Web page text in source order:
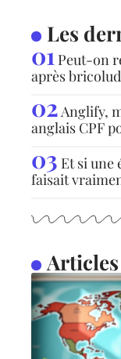
Les
Peut-on
après
Anglify,
anglais CPF
Et si une
faisait